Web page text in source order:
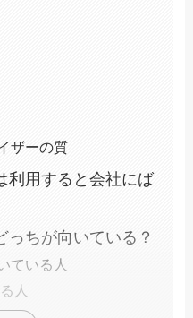
ザーの質
利用すると会社にば
っちが向いている？
ている人
人